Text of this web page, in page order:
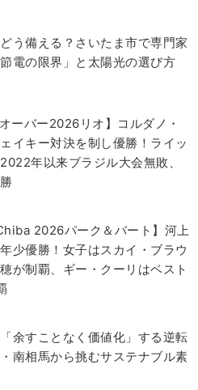
う備える？さいたま市で専門家
電の限界」と太陽光の選び方
ーバー2026リオ】コルダノ・
イキー対決を制し優勝！ライッ
年以来ブラジル大会無敗、
2026パーク＆バート】河上
少優勝！女子はスカイ・ブラウ
が制覇、ギー・クーリはベスト
余すことなく価値化」する逆転
南相馬から挑むサステナブル素